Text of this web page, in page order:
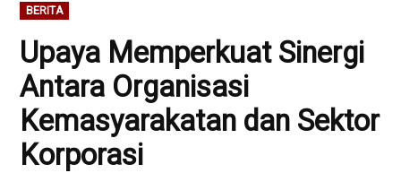
POSTED
IN
BERITA
Upaya Memperkuat Sinergi
Antara Organisasi
Kemasyarakatan dan Sektor
Korporasi